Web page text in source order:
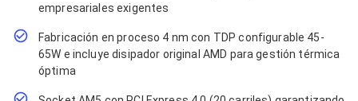
Adaptadores PC USB
Adaptadores PC Serial
Adaptadores PC SATA
Adaptadores PC IDE
Adaptadores PC Teclado
Bluetooth
empresariales exigentes
Fabricación en proceso 4 nm con TDP configurable 45-
65W e incluye disipador original AMD para gestión térmica
óptima